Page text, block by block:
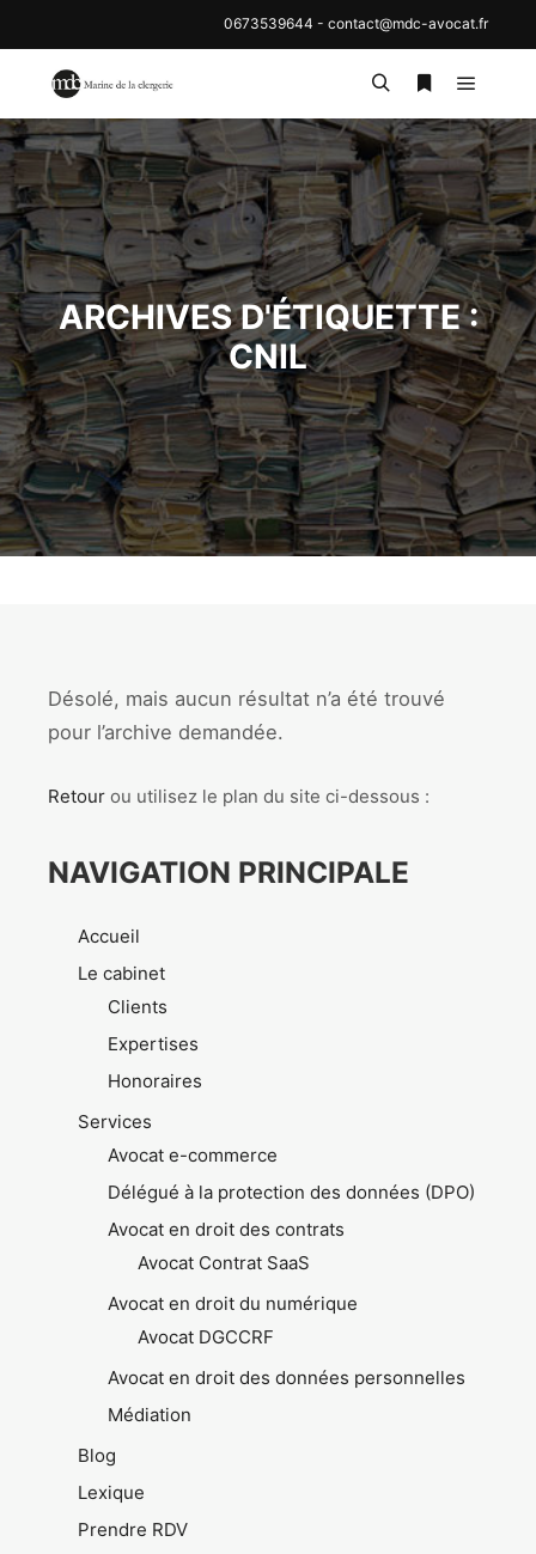
0673539644 - contact@mdc-avocat.fr
Menu
ARCHIVES D'ÉTIQUETTE :
CNIL
Désolé, mais aucun résultat n’a été trouvé
pour l’archive demandée.
Retour ou utilisez le plan du site ci-dessous :
NAVIGATION PRINCIPALE
Accueil
Le cabinet
Clients
Expertises
Honoraires
Services
Avocat e-commerce
Délégué à la protection des données (DPO)
Avocat en droit des contrats
Avocat Contrat SaaS
Avocat en droit du numérique
Avocat DGCCRF
Avocat en droit des données personnelles
Médiation
Blog
Lexique
Prendre RDV